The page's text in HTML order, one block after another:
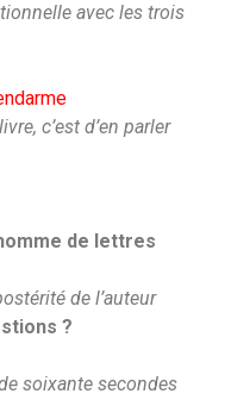
avec les trois
c’est d’en parler
de lettres
de l’auteur
?
soixante secondes